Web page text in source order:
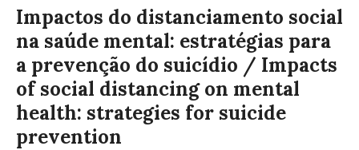
Impactos do distanciamento social
na saúde mental: estratégias para
a prevenção do suicídio / Impacts
of social distancing on mental
health: strategies for suicide
prevention